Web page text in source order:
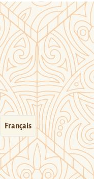
Français